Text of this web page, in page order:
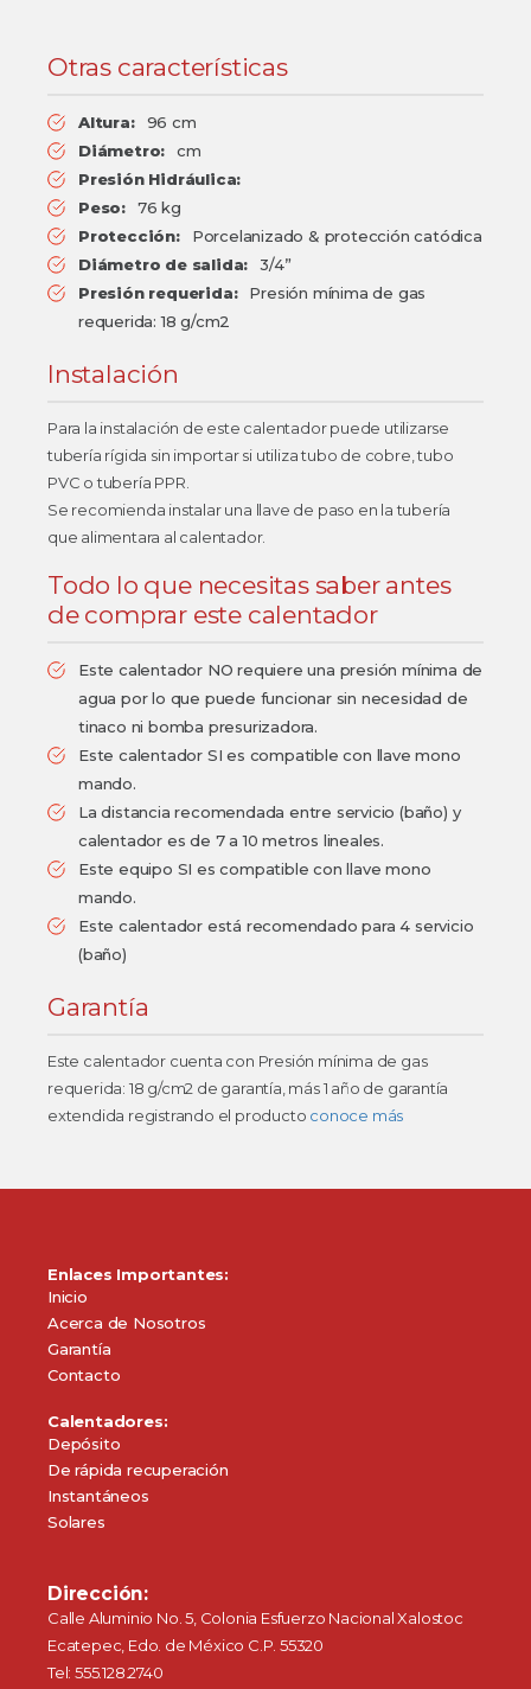
Otras características
Altura:
96 cm
Diámetro:
cm
Presión Hidráulica:
Peso:
76 kg
Protección:
Porcelanizado & protección catódica
Diámetro de salida:
3/4”
Presión requerida:
Presión mínima de gas
requerida: 18 g/cm2
Instalación
Para la instalación de este calentador puede utilizarse
tubería rígida sin importar si utiliza tubo de cobre, tubo
PVC o tubería PPR.
Se recomienda instalar una llave de paso en la tubería
que alimentara al calentador.
Todo lo que necesitas saber antes
de comprar este calentador
Este calentador NO requiere una presión mínima de
agua por lo que puede funcionar sin necesidad de
tinaco ni bomba presurizadora.
Este calentador SI es compatible con llave mono
mando.
La distancia recomendada entre servicio (baño) y
calentador es de 7 a 10 metros lineales.
Este equipo SI es compatible con llave mono
mando.
Este calentador está recomendado para 4 servicio
(baño)
Garantía
Este calentador cuenta con Presión mínima de gas
requerida: 18 g/cm2 de garantía, más 1 año de garantía
extendida registrando el producto conoce más
Enlaces Importantes:
Inicio
Acerca de Nosotros
Garantía
Contacto
Calentadores:
Depósito
De rápida recuperación
Instantáneos
Solares
Dirección:
Calle Aluminio No. 5, Colonia Esfuerzo Nacional Xalostoc
Ecatepec, Edo. de México C.P. 55320
Tel: 555.128.2740